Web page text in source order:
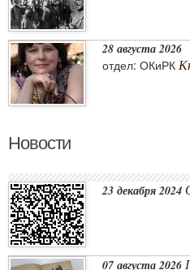
28 августа 2026
отдел: ОКиРК
Новости
23 декабря 2024
07 августа 2026